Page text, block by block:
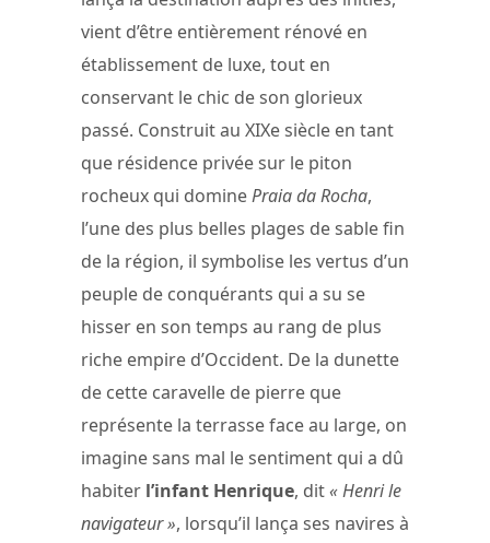
vient d’être entièrement rénové en
établissement de luxe, tout en
conservant le chic de son glorieux
passé. Construit au XIXe siècle en tant
que résidence privée sur le piton
rocheux qui dominePraia da Rocha,
l’une des plus belles plages de sable fin
de la région, il symbolise les vertus d’un
peuple de conquérants qui a su se
hisser en son temps au rang de plus
riche empire d’Occident. De la dunette
de cette caravelle de pierre que
représente la terrasse face au large, on
imagine sans mal le sentiment qui a dû
habiter l’infant Henrique, dit« Henri le
navigateur », lorsqu’il lança ses navires à